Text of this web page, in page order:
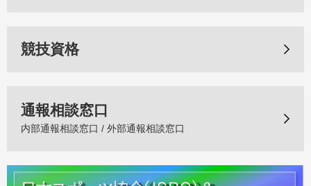
競技資格
通報相談窓口
内部通報相談窓口 / 外部通報相談窓口